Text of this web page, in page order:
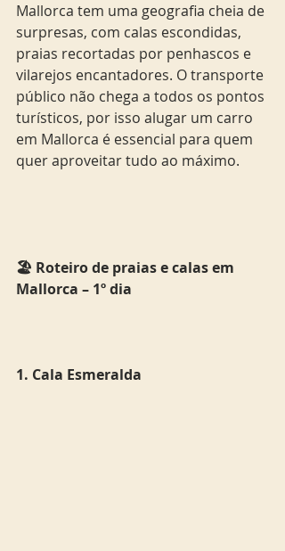
Mallorca tem uma geografia cheia de
surpresas, com calas escondidas,
praias recortadas por penhascos e
vilarejos encantadores. O transporte
público não chega a todos os pontos
turísticos, por isso alugar um carro
em Mallorca é essencial para quem
quer aproveitar tudo ao máximo.
🏖️ Roteiro de praias e calas em
Mallorca – 1º dia
1. Cala Esmeralda